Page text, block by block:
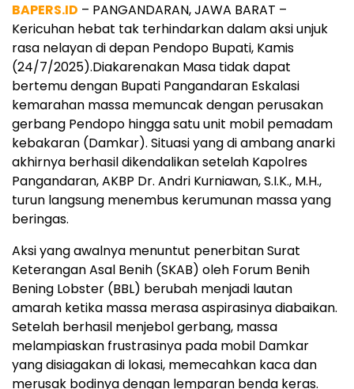
BAPERS.ID – PANGANDARAN, JAWA BARAT –
Kericuhan hebat tak terhindarkan dalam aksi unjuk
rasa nelayan di depan Pendopo Bupati, Kamis
(24/7/2025).Diakarenakan Masa tidak dapat
bertemu dengan Bupati Pangandaran Eskalasi
kemarahan massa memuncak dengan perusakan
gerbang Pendopo hingga satu unit mobil pemadam
kebakaran (Damkar). Situasi yang di ambang anarki
akhirnya berhasil dikendalikan setelah Kapolres
Pangandaran, AKBP Dr. Andri Kurniawan, S.I.K., M.H.,
turun langsung menembus kerumunan massa yang
beringas.
Aksi yang awalnya menuntut penerbitan Surat
Keterangan Asal Benih (SKAB) oleh Forum Benih
Bening Lobster (BBL) berubah menjadi lautan
amarah ketika massa merasa aspirasinya diabaikan.
Setelah berhasil menjebol gerbang, massa
melampiaskan frustrasinya pada mobil Damkar
yang disiagakan di lokasi, memecahkan kaca dan
merusak bodinya dengan lemparan benda keras.